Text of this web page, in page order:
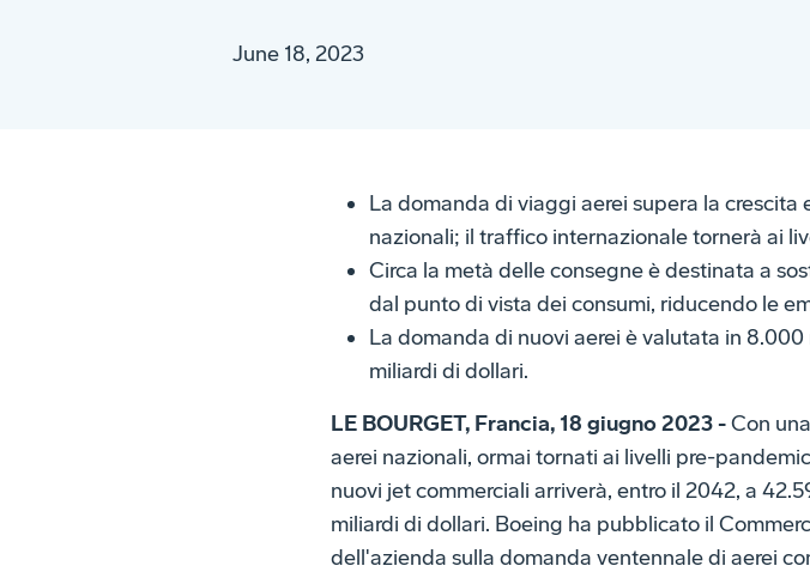
June 18, 2023
La domanda di viaggi aerei supera la
nazionali; il traffico internazionale tornerà ai
Circa la metà delle consegne è destinata a
dal punto di vista dei consumi, riducendo le
La domanda di nuovi aerei è valutata in
miliardi di dollari.
LE BOURGET, Francia, 18 giugno 2023 -Con
aerei nazionali, ormai tornati ai livelli pre-
nuovi jet commerciali arriverà, entro il 2042, a
miliardi di dollari. Boeing ha pubblicato il
dell'azienda sulla domanda ventennale di aerei